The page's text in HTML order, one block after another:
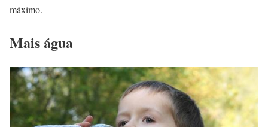
máximo.
Mais água